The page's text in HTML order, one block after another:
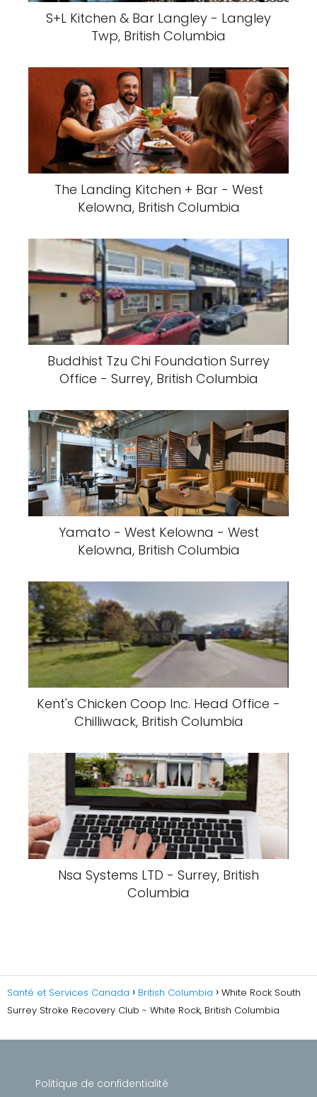
S+L Kitchen & Bar Langley - Langley
Twp, British Columbia
The Landing Kitchen + Bar - West
Kelowna, British Columbia
Buddhist Tzu Chi Foundation Surrey
Office - Surrey, British Columbia
Yamato - West Kelowna - West
Kelowna, British Columbia
Kent's Chicken Coop Inc. Head Office -
Chilliwack, British Columbia
Nsa Systems LTD - Surrey, British
Columbia
Santé et Services Canada British Columbia
White Rock South
Surrey Stroke Recovery Club - White Rock, British Columbia
Politique de confidentialité